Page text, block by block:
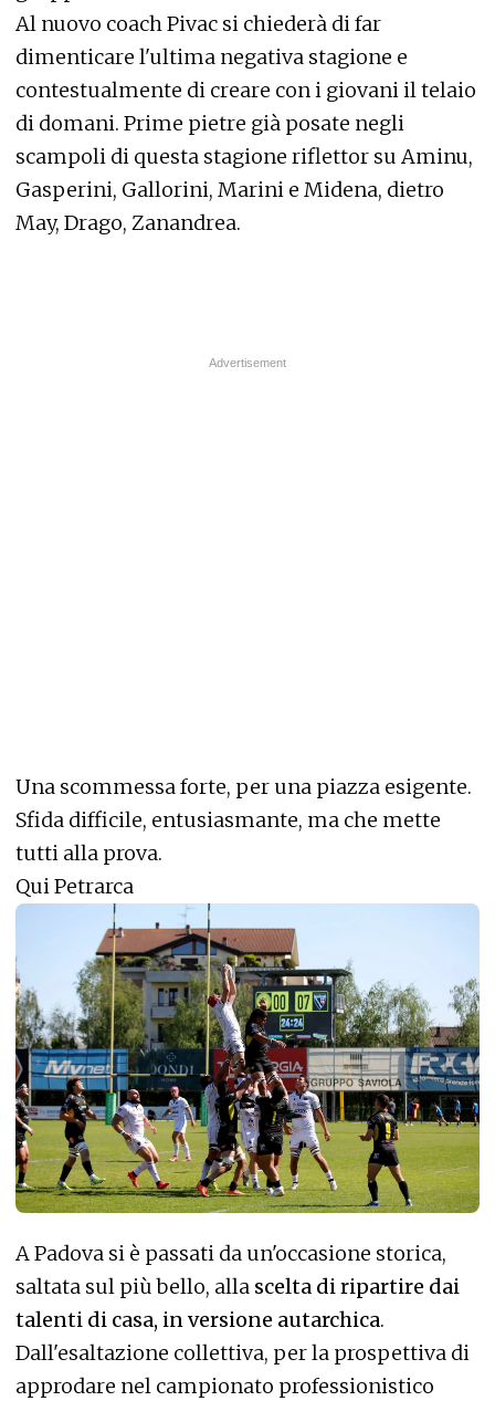
Al nuovo coach Pivac si chiederà di far
dimenticare l'ultima negativa stagione e
contestualmente di creare con i giovani il telaio
di domani. Prime pietre già posate negli
scampoli di questa stagione riflettor su Aminu,
Gasperini, Gallorini, Marini e Midena, dietro
May, Drago, Zanandrea.
Una scommessa forte, per una piazza esigente.
Sfida difficile, entusiasmante, ma che mette
tutti alla prova.
Qui Petrarca
A Padova si è passati da un'occasione storica,
saltata sul più bello, alla scelta di ripartire dai
talenti di casa, in versione autarchica.
Dall'esaltazione collettiva, per la prospettiva di
approdare nel campionato professionistico